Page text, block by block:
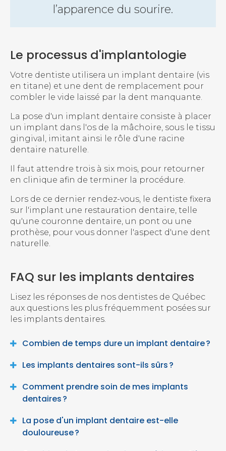
l’apparence du sourire.
Le processus d'implantologie
Votre dentiste utilisera un implant dentaire (vis
en titane) et une dent de remplacement pour
combler le vide laissé par la dent manquante.
La pose d'un implant dentaire consiste à placer
un implant dans l'os de la mâchoire, sous le tissu
gingival, imitant ainsi le rôle d'une racine
dentaire naturelle.
Il faut attendre trois à six mois, pour retourner
en clinique afin de terminer la procédure.
Lors de ce dernier rendez-vous, le dentiste fixera
sur l'implant une restauration dentaire, telle
qu'une couronne dentaire, un pont ou une
prothèse, pour vous donner l'aspect d'une dent
naturelle.
FAQ sur les implants dentaires
Lisez les réponses de nos dentistes de Québec
aux questions les plus fréquemment posées sur
les implants dentaires.
Combien de temps dure un implant dentaire ?
Les implants dentaires sont-ils sûrs ?
Comment prendre soin de mes implants
dentaires ?
La pose d'un implant dentaire est-elle
douloureuse ?